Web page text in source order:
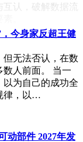
互认，破解数据流
展现出强劲的发
，使数据成为数
逢其时，通过促进
关键支撑，同时
开辟新空间。该组
通壁垒，构建开
中国数字经济的
今身家反超王健
无法否认，在数
人前面。 当一
为自己的成功全
律，以…
动部件 2027年发